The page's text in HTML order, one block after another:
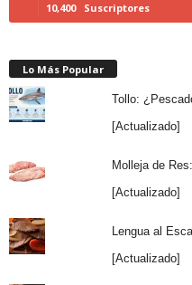
10,400 Suscriptores
Lo Más Popular
Tollo:
[Actualizado]
Molleja de
[Actualizado]
Lengua al
[Actualizado]